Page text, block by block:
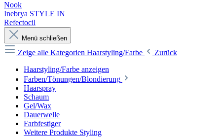
Nook
Inebrya STYLE IN
Refectocil
Menü schließen
Zeige alle Kategorien Haarstyling/Farbe
Zurück
Haarstyling/Farbe anzeigen
Farben/Tönungen/Blondierung
Haarspray
Schaum
Gel/Wax
Dauerwelle
Farbfestiger
Weitere Produkte Styling